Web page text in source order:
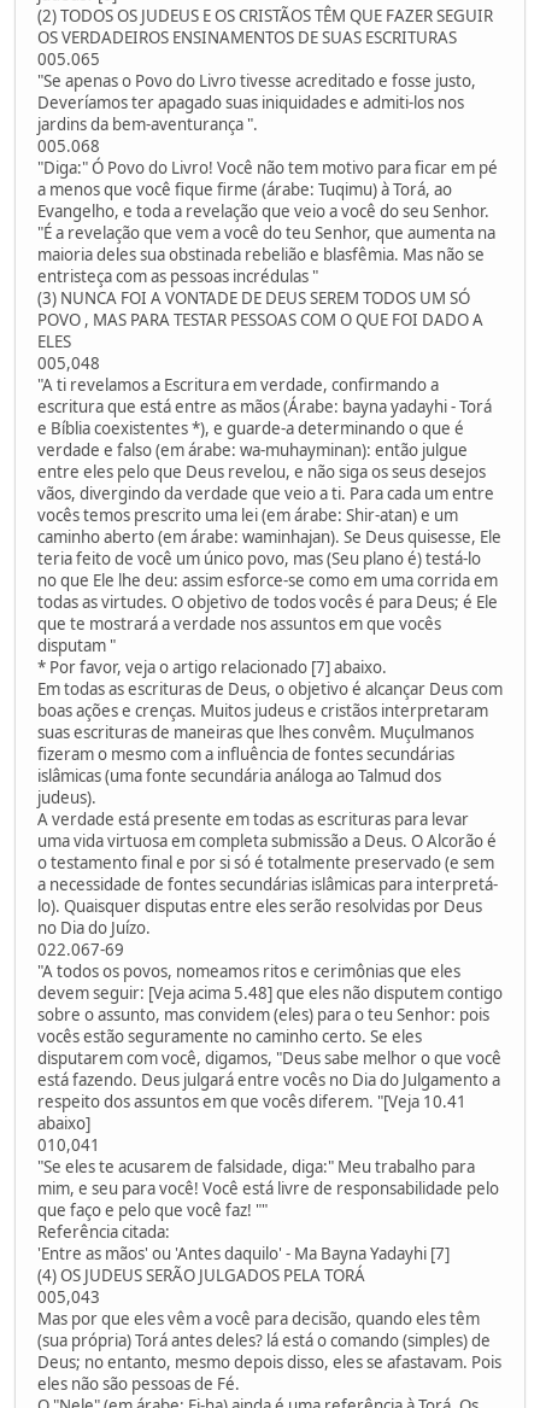
(2) TODOS OS JUDEUS E OS CRISTÃOS TÊM QUE FAZER SEGUIR
OS VERDADEIROS ENSINAMENTOS DE SUAS ESCRITURAS
005.065
"Se apenas o Povo do Livro tivesse acreditado e fosse justo,
Deveríamos ter apagado suas iniquidades e admiti-los nos
jardins da bem-aventurança ".
005.068
"Diga:" Ó Povo do Livro! Você não tem motivo para ficar em pé
a menos que você fique firme (árabe: Tuqimu) à Torá, ao
Evangelho, e toda a revelação que veio a você do seu Senhor.
"É a revelação que vem a você do teu Senhor, que aumenta na
maioria deles sua obstinada rebelião e blasfêmia. Mas não se
entristeça com as pessoas incrédulas "
(3) NUNCA FOI A VONTADE DE DEUS SEREM TODOS UM SÓ
POVO , MAS PARA TESTAR PESSOAS COM O QUE FOI DADO A
ELES
005,048
"A ti revelamos a Escritura em verdade, confirmando a
escritura que está entre as mãos (Árabe: bayna yadayhi - Torá
e Bíblia coexistentes *), e guarde-a determinando o que é
verdade e falso (em árabe: wa-muhayminan): então julgue
entre eles pelo que Deus revelou, e não siga os seus desejos
vãos, divergindo da verdade que veio a ti. Para cada um entre
vocês temos prescrito uma lei (em árabe: Shir-atan) e um
caminho aberto (em árabe: waminhajan). Se Deus quisesse, Ele
teria feito de você um único povo, mas (Seu plano é) testá-lo
no que Ele lhe deu: assim esforce-se como em uma corrida em
todas as virtudes. O objetivo de todos vocês é para Deus; é Ele
que te mostrará a verdade nos assuntos em que vocês
disputam "
* Por favor, veja o artigo relacionado [7] abaixo.
Em todas as escrituras de Deus, o objetivo é alcançar Deus com
boas ações e crenças. Muitos judeus e cristãos interpretaram
suas escrituras de maneiras que lhes convêm. Muçulmanos
fizeram o mesmo com a influência de fontes secundárias
islâmicas (uma fonte secundária análoga ao Talmud dos
judeus).
A verdade está presente em todas as escrituras para levar
uma vida virtuosa em completa submissão a Deus. O Alcorão é
o testamento final e por si só é totalmente preservado (e sem
a necessidade de fontes secundárias islâmicas para interpretá-
lo). Quaisquer disputas entre eles serão resolvidas por Deus
no Dia do Juízo.
022.067-69
"A todos os povos, nomeamos ritos e cerimônias que eles
devem seguir: [Veja acima 5.48] que eles não disputem contigo
sobre o assunto, mas convidem (eles) para o teu Senhor: pois
vocês estão seguramente no caminho certo. Se eles
disputarem com você, digamos, "Deus sabe melhor o que você
está fazendo. Deus julgará entre vocês no Dia do Julgamento a
respeito dos assuntos em que vocês diferem. "[Veja 10.41
abaixo]
010,041
"Se eles te acusarem de falsidade, diga:" Meu trabalho para
mim, e seu para você! Você está livre de responsabilidade pelo
que faço e pelo que você faz! ""
Referência citada:
'Entre as mãos' ou 'Antes daquilo' - Ma Bayna Yadayhi [7]
(4) OS JUDEUS SERÃO JULGADOS PELA TORÁ
005,043
Mas por que eles vêm a você para decisão, quando eles têm
(sua própria) Torá antes deles? lá está o comando (simples) de
Deus; no entanto, mesmo depois disso, eles se afastavam. Pois
eles não são pessoas de Fé.